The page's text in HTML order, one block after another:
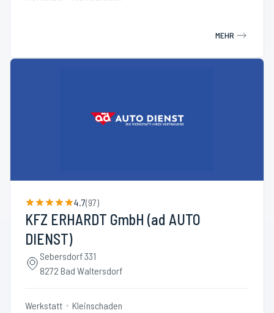
MEHR
4.7(97)
KFZ ERHARDT GmbH (ad AUTO
DIENST)
Sebersdorf 331
8272 Bad Waltersdorf
Werkstatt Kleinschaden